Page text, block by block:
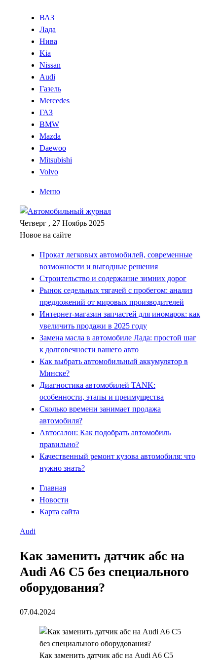
ВАЗ
Лада
Нива
Kia
Nissan
Audi
Газель
Mercedes
ГАЗ
BMW
Mazda
Daewoo
Mitsubishi
Volvo
Меню
Четверг , 27 Ноябрь 2025
Новое на сайте
Прокат легковых автомобилей, современные
возможности и выгодные решения
Строительство и содержание зимних дорог
Рынок седельных тягачей с пробегом: анализ
предложений от мировых производителей
Интернет-магазин запчастей для иномарок: как
увеличить продажи в 2025 году
Замена масла в автомобиле Лада: простой шаг
к долговечности вашего авто
Как выбрать автомобильный аккумулятор в
Минске?
Диагностика автомобилей TANK:
особенности, этапы и преимущества
Сколько времени занимает продажа
автомобиля?
Автосалон: Как подобрать автомобиль
правильно?
Качественный ремонт кузова автомобиля: что
нужно знать?
Главная
Новости
Карта сайта
Audi
Как заменить датчик абс на
Audi A6 C5 без специального
оборудования?
07.04.2024
Как заменить датчик абс на Audi A6 C5